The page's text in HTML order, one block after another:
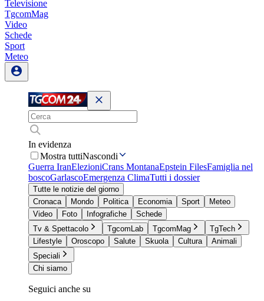
Televisione
TgcomMag
Video
Schede
Sport
Meteo
In evidenza
Mostra tuttiNascondi
Guerra IranElezioniCrans MontanaEpstein FilesFamiglia nel
boscoGarlascoEmergenza ClimaTutti i dossier
Tutte le notizie del giorno
Cronaca
Mondo Politica Economia Sport
Meteo
Video
Foto Infografiche
Schede
Tv & Spettacolo
TgcomLab TgcomMag
TgTech
Lifestyle
Oroscopo Salute Skuola Cultura
Animali
Speciali
Chi siamo
Seguici anche su